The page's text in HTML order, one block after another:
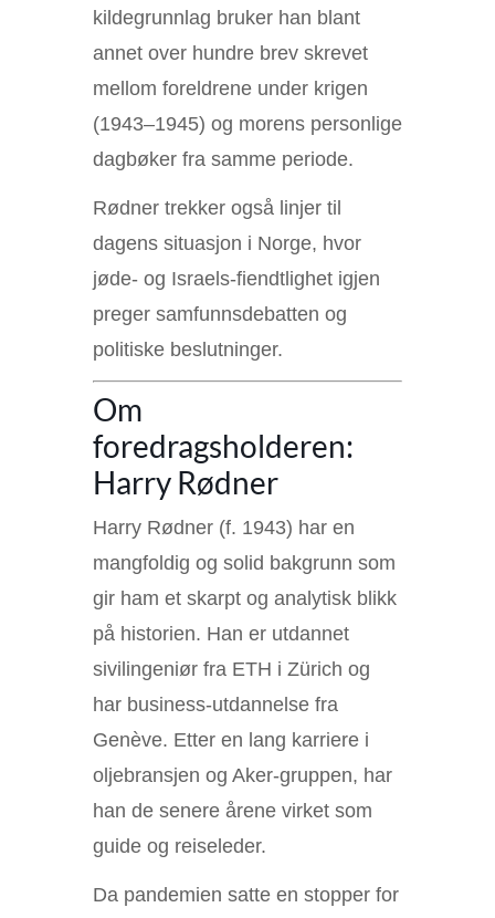
kildegrunnlag bruker han blant
annet over hundre brev skrevet
mellom foreldrene under krigen
(1943–1945) og morens personlige
dagbøker fra samme periode.
Rødner trekker også linjer til
dagens situasjon i Norge, hvor
jøde- og Israels-fiendtlighet igjen
preger samfunnsdebatten og
politiske beslutninger.
Om
foredragsholderen:
Harry Rødner
Harry Rødner (f. 1943) har en
mangfoldig og solid bakgrunn som
gir ham et skarpt og analytisk blikk
på historien. Han er utdannet
sivilingeniør fra ETH i Zürich og
har business-utdannelse fra
Genève. Etter en lang karriere i
oljebransjen og Aker-gruppen, har
han de senere årene virket som
guide og reiseleder.
Da pandemien satte en stopper for